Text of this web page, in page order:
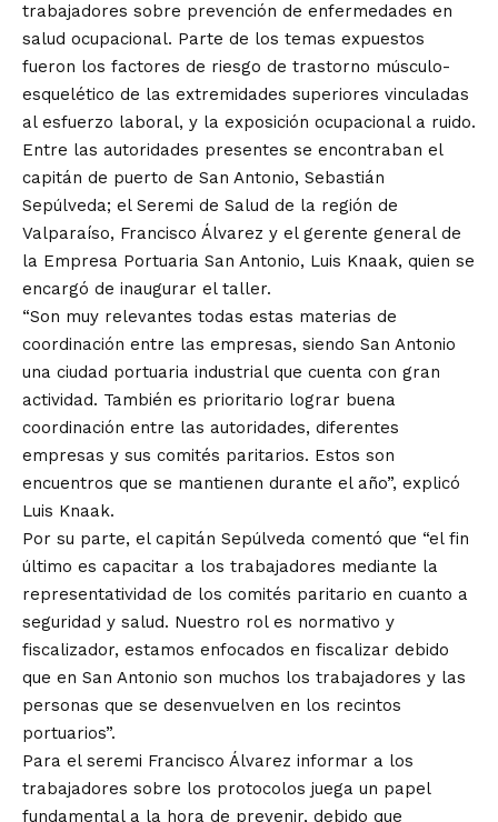
trabajadores sobre prevención de enfermedades en
salud ocupacional. Parte de los temas expuestos
fueron los factores de riesgo de trastorno músculo-
esquelético de las extremidades superiores vinculadas
al esfuerzo laboral, y la exposición ocupacional a ruido.
Entre las autoridades presentes se encontraban el
capitán de puerto de San Antonio, Sebastián
Sepúlveda; el Seremi de Salud de la región de
Valparaíso, Francisco Álvarez y el gerente general de
la Empresa Portuaria San Antonio, Luis Knaak, quien se
encargó de inaugurar el taller.
“Son muy relevantes todas estas materias de
coordinación entre las empresas, siendo San Antonio
una ciudad portuaria industrial que cuenta con gran
actividad. También es prioritario lograr buena
coordinación entre las autoridades, diferentes
empresas y sus comités paritarios. Estos son
encuentros que se mantienen durante el año”, explicó
Luis Knaak.
Por su parte, el capitán Sepúlveda comentó que “el fin
último es capacitar a los trabajadores mediante la
representatividad de los comités paritario en cuanto a
seguridad y salud. Nuestro rol es normativo y
fiscalizador, estamos enfocados en fiscalizar debido
que en San Antonio son muchos los trabajadores y las
personas que se desenvuelven en los recintos
portuarios”.
Para el seremi Francisco Álvarez informar a los
trabajadores sobre los protocolos juega un papel
fundamental a la hora de prevenir, debido que